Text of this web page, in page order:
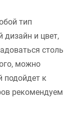
тип
дизайн и цвет,
столь
можно
подойдет к
рекомендуем